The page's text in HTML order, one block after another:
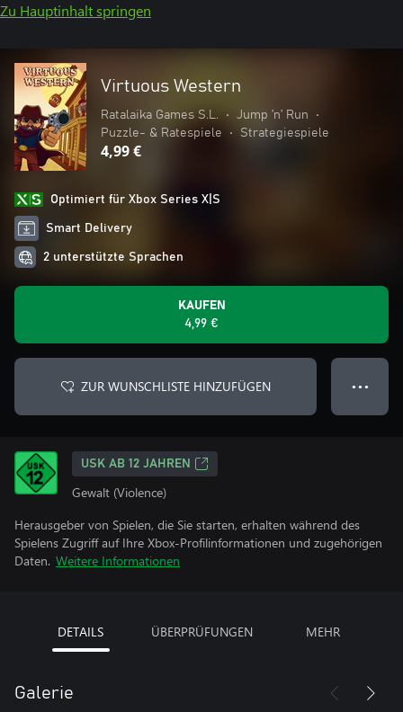
Zu Hauptinhalt springen
Virtuous Western
Ratalaika Games S.L. • Jump ’n’ Run
•
Puzzle- & Ratespiele
• Strategiespiele
4,99 €
Optimiert für Xbox Series X|S
Smart Delivery
2 unterstützte Sprachen
KAUFEN
4,99 €
ZUR WUNSCHLISTE HINZUFÜGEN ● ● ●
USK AB 12 JAHREN
Gewalt (Violence)
Herausgeber von Spielen, die Sie starten, erhalten während des
Spielens Zugriff auf Ihre Xbox-Profilinformationen und zugehörigen
Daten. Weitere Informationen
DETAILS ÜBERPRÜFUNGEN MEHR
Galerie